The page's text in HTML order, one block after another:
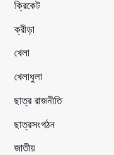
ক্রিকেট
ক্রীড়া
খেলা
খেলাধুলা
ছাত্র রাজনীতি
ছাত্রসংগঠন
জাতীয়